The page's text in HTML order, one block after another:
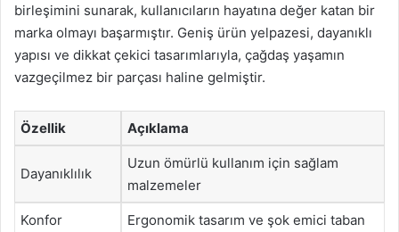
birleşimini sunarak, kullanıcıların hayatına değer katan bir
marka olmayı başarmıştır. Geniş ürün yelpazesi, dayanıklı
yapısı ve dikkat çekici tasarımlarıyla, çağdaş yaşamın
vazgeçilmez bir parçası haline gelmiştir.
Özellik Açıklama
Dayanıklılık
Uzun ömürlü kullanım için sağlam
malzemeler
Konfor Ergonomik tasarım ve şok emici taban